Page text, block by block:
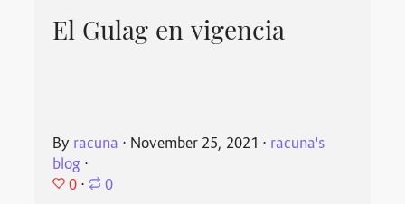
El Gulag en vigencia
By racuna ⋅ November 25, 2021 ⋅ racuna's
blog ⋅
0 ⋅ 0